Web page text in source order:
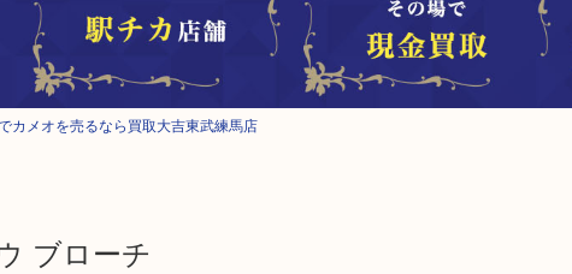
カメオを売るなら買取大吉東武練馬店
ブローチ